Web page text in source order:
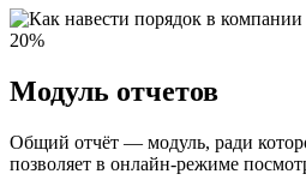
Модуль отчетов
Общий отчёт — модуль, ради
позволяет в онлайн-режиме